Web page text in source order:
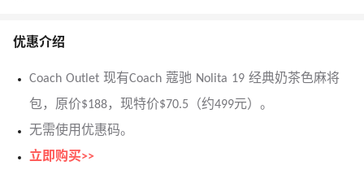
优惠介绍
Coach Outlet 现有Coach 蔻驰 Nolita 19 经典奶茶色麻将
包，原价$188，现特价$70.5（约499元）。
无需使用优惠码。
立即购买>>